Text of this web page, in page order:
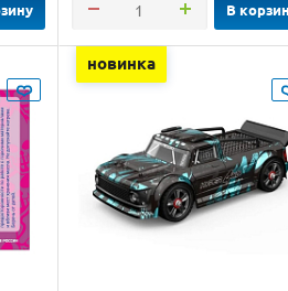
В
новинка